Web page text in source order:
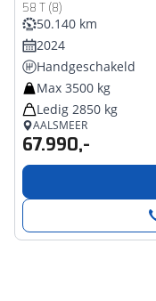
58 T (8)
50.140 km
2024
Handgeschakeld
Max 3500 kg
Ledig 2850 kg
AALSMEER
67.990,-